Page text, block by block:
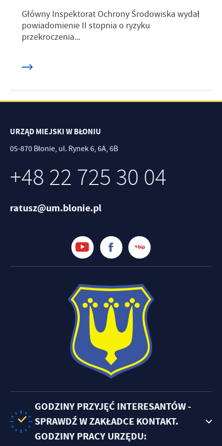
Główny Inspektorat Ochrony Środowiska wydał
powiadomienie II stopnia o ryzyku
przekroczenia...
URZĄD MIEJSKI W BŁONIU
05-870 Błonie, ul. Rynek 6, 6A, 6B
+48 22 725 30 04
ratusz@um.blonie.pl
GODZINY PRZYJĘĆ INTERESANTÓW -
SPRAWDŹ W ZAKŁADCE KONTAKT.
GODZINY PRACY URZĘDU: